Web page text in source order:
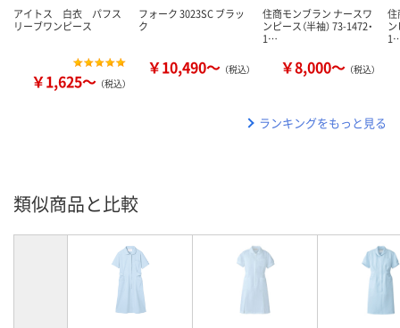
アイトス 白衣 パフス
リーブワンピース
￥1,625～ （税込）
フォーク 3023SC ブラッ
ク
￥10,490～ （税込）
住商モンブラン ナースワ
ンピース（半袖） 73-1472・
1…
￥8,000～ （税込）
住
ン
ランキングをもっと見る
類似商品と比較